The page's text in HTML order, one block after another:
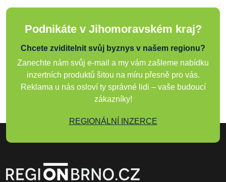
Podnikáte v Jihomoravském kraj?
Chcete zviditelnit svůj byznys v našem regionu?
Zanechte nám svůj e-mail a my vám zašleme nabídku
inzertních produktů šitou na míru přesně pro vás.
Reklama u nás osloví ty správné lidi – vaše budoucí
zákazníky!
REGIONÁLNÍ INZERCE